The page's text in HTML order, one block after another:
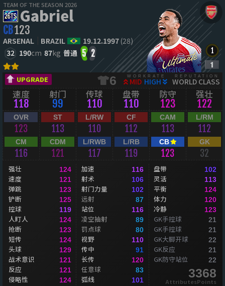
TEAM OF THE SEASON 2026
Gabriel
CB123
ARSENAL BRAZIL 19.12.1997(28)
32 190cm 87kg 普通 5 2
UPGRADE 6 WORKRATE
MID HIGH
REPUTATION
WORLD CLASS
速度
118
射门
99
传球
110
盘带
110
防守
123
强壮
122
OVR
123
ST
113
L/RW
110
CF
112
CAM
113
L/RM
112
CM
116
CDM
121
L/RWB
117
L/RB
119
CB
123
GK
32
强壮 124
速度 121
弹跳 123
铲断 125
控球 119
人盯人 124
抢断 123
短传 124
头球 129
战术意识 121
反应 121
侵略性 124
加速 116
射术 106
射门力量 102
远射 87
站位 116
凌空抽射 89
罚点球 80
视野 110
传中 91
长传 120
任意球 83
弧线 101
盘带 102
灵活 113
平衡 124
体力 120
冷静 123
GK手控球 21
GK手控球 21
GK大脚开球 22
GK反应 21
GK防守站位 22
3368
AttributesPoints